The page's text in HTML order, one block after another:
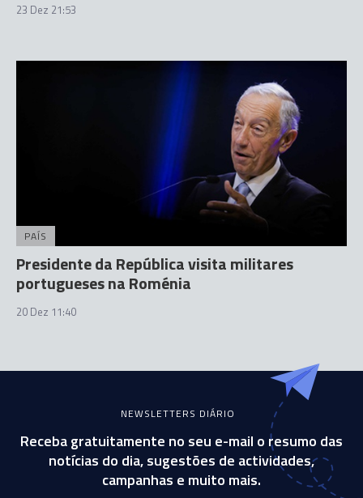
23 Dez 21:53
PAÍS
Presidente da República visita militares
portugueses na Roménia
20 Dez 11:40
NEWSLETTERS DIÁRIO
Receba gratuitamente no seu e-mail o resumo das
notícias do dia, sugestões de actividades,
campanhas e muito mais.